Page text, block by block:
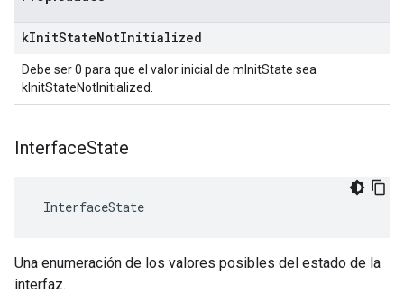
kInitStateNotInitialized
Debe ser 0 para que el valor inicial de mInitState sea
kInitStateNotInitialized.
InterfaceState
InterfaceState
Una enumeración de los valores posibles del estado de la
interfaz.